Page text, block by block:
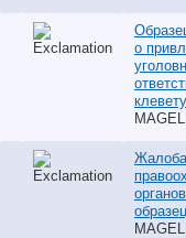
о
клевету